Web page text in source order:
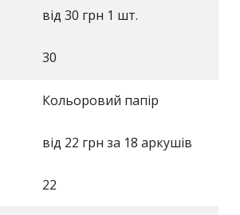
від 30 грн 1 шт.
30
Кольоровий папір
від 22 грн за 18 аркушів
22